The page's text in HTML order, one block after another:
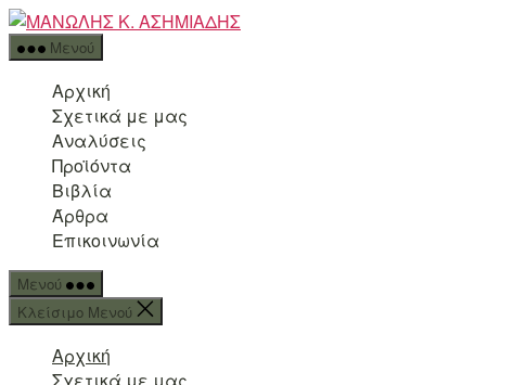
Μετάβαση
στο
ΜΑΝΩΛΗΣ
Μενού
Αρχική
Σχετικά με μας
Αναλύσεις
Προϊόντα
Βιβλία
Άρθρα
Επικοινωνία
Μενού
Κλείσιμο Μενού
Αρχική